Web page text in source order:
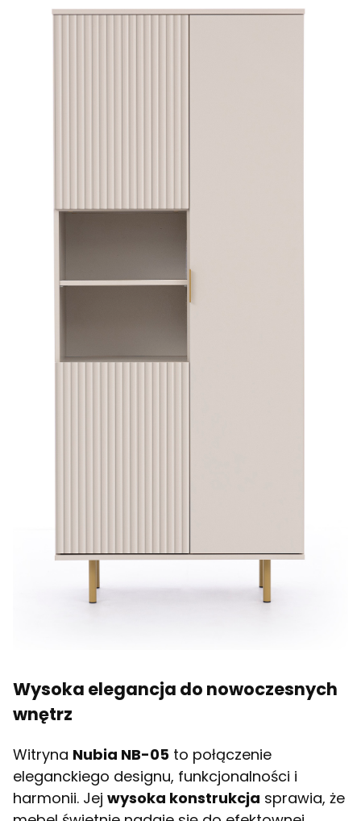
Wysoka elegancja do nowoczesnych
wnętrz
Witryna Nubia NB-05 to połączenie
eleganckiego designu, funkcjonalności i
harmonii. Jej wysoka konstrukcja sprawia, że